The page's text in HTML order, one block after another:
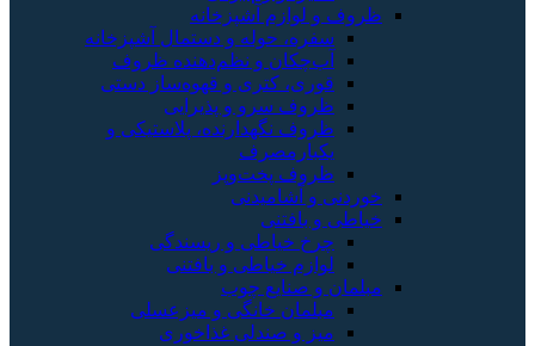
ظروف و لوازم آشپزخانه
سفره، حوله و دستمال آشپزخانه
آب‌چکان و نظم‌دهنده ظروف
قوری، کتری و قهوه‌ساز دستی
ظروف سرو و پذیرایی
ظروف نگهدارنده، پلاستیکی و
یکبارمصرف
ظروف پخت‌وپز
خوردنی و آشامیدنی
خیاطی و بافتنی
چرخ خیاطی و ریسندگی
لوازم خیاطی و بافتنی
مبلمان و صنایع چوب
مبلمان خانگی و میزعسلی
میز و صندلی غذاخوری